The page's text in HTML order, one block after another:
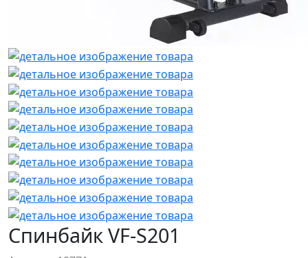
Спинбайк VF-S201